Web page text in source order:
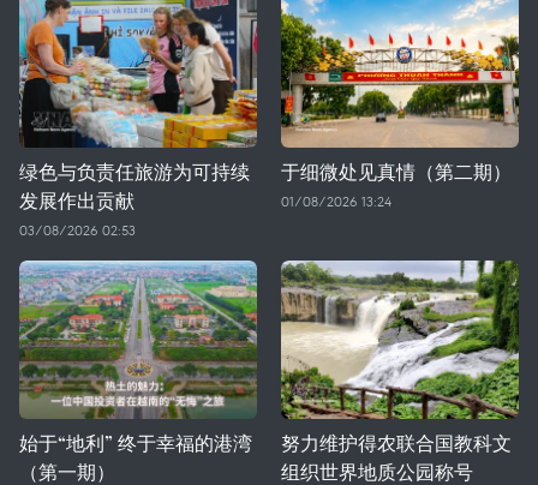
绿色与负责任旅游为可持续
发展作出贡献
03/08/2026 02:53
于细微处见真情（第二期）
01/08/2026 13:24
始于“地利” 终于幸福的港湾
（第一期）
努力维护得农联合国教科文
组织世界地质公园称号